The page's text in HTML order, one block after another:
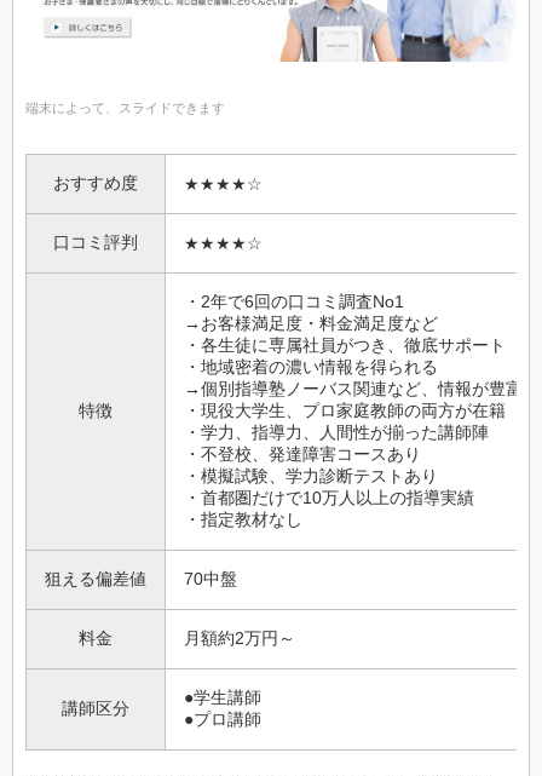
端末によって、スライドできます
おすすめ度 ★★★★☆
口コミ評判 ★★★★☆
特徴
・2年で6回の口コミ調査No1
→お客様満足度・料金満足度など
・各生徒に専属社員がつき、徹底サポート
・地域密着の濃い情報を得られる
→個別指導塾ノーバス関連など、情報が豊富
・現役大学生、プロ家庭教師の両方が在籍
・学力、指導力、人間性が揃った講師陣
・不登校、発達障害コースあり
・模擬試験、学力診断テストあり
・首都圏だけで10万人以上の指導実績
・指定教材なし
狙える偏差値 70中盤
料金 月額約2万円～
講師区分
●学生講師
●プロ講師